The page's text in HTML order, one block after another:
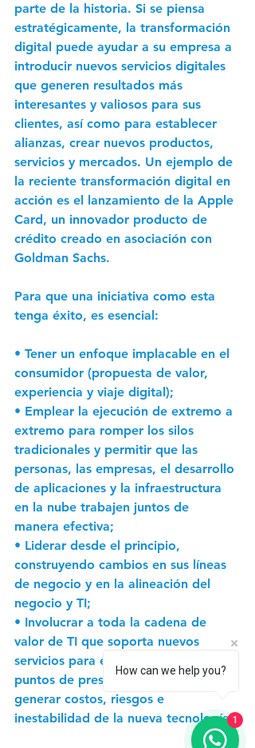
parte de la historia. Si se piensa
estratégicamente, la transformación
digital puede ayudar a su empresa a
introducir nuevos servicios digitales
que generen resultados más
interesantes y valiosos para sus
clientes, así como para establecer
alianzas, crear nuevos productos,
servicios y mercados. Un ejemplo de
la reciente transformación digital en
acción es el lanzamiento de la Apple
Card, un innovador producto de
crédito creado en asociación con
Goldman Sachs.
Para que una iniciativa como esta
tenga éxito, es esencial:
• Tener un enfoque implacable en el
consumidor (propuesta de valor,
experiencia y viaje digital);
• Emplear la ejecución de extremo a
extremo para romper los silos
tradicionales y permitir que las
personas, las empresas, el desarrollo
de aplicaciones y la infraestructura
en la nube trabajen juntos de
manera efectiva;
• Liderar desde el principio,
construyendo cambios en sus líneas
de negocio y en la alineación del
negocio y TI;
• Involucrar a toda la cadena de
valor de TI que soporta nuevos
servicios para evitar el desarrollo de
puntos de presión que puedan
generar costos, riesgos e
inestabilidad de la nueva tecnología.
How can we help you?
1